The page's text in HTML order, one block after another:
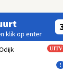
klik op enter
UITV
!